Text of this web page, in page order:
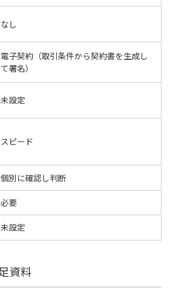
なし
電子契約（取引条件から契約書を生成し
て署名）
未設定
スピード
個別に確認し判断
必要
未設定
資料